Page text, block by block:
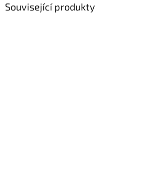
Související produkty